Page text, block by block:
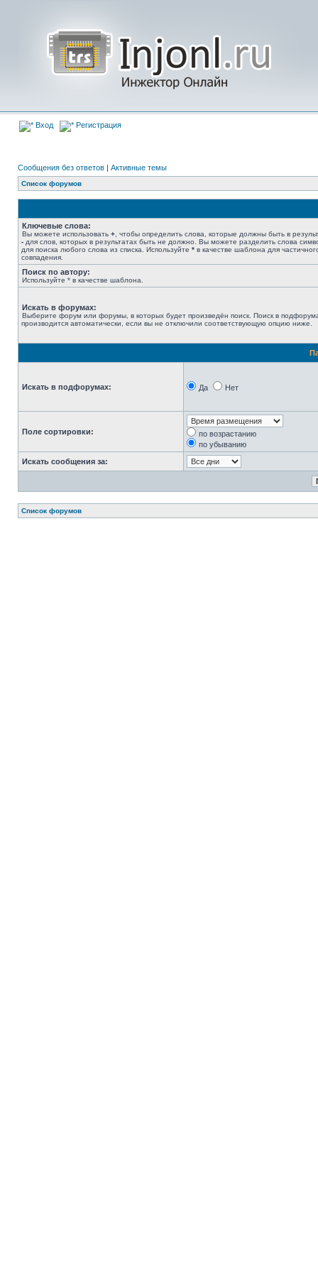
Вход Регистрация
Сообщения без ответов | Активные темы
Список форумов
Ключевые слова:
Вы можете использовать + , чтобы определить слова, которые должны быть в
- для слов, которых в результатах быть не должно. Вы можете разделить слова
для поиска любого слова из списка. Используйте * в качестве шаблона для
совпадения.
Поиск по автору:
Используйте * в качестве шаблона.
Искать в форумах:
Выберите форум или форумы, в которых будет произведён поиск. Поиск в
производится автоматически, если вы не отключили соответствующую опцию ниже.
Искать в подфорумах: Да Нет
Поле сортировки:
по возрастанию
по убыванию
Искать сообщения за:
Список форумов